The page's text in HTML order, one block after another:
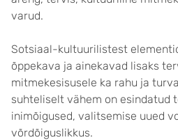
varud.
Sotsiaal-kultuurilistest
õppekava ja ainekavad lisaks
mitmekesisusele ka rahu ja
suhteliselt vähem on esindatud
inimõigused, valitsemise uued
võrdõiguslikkus.